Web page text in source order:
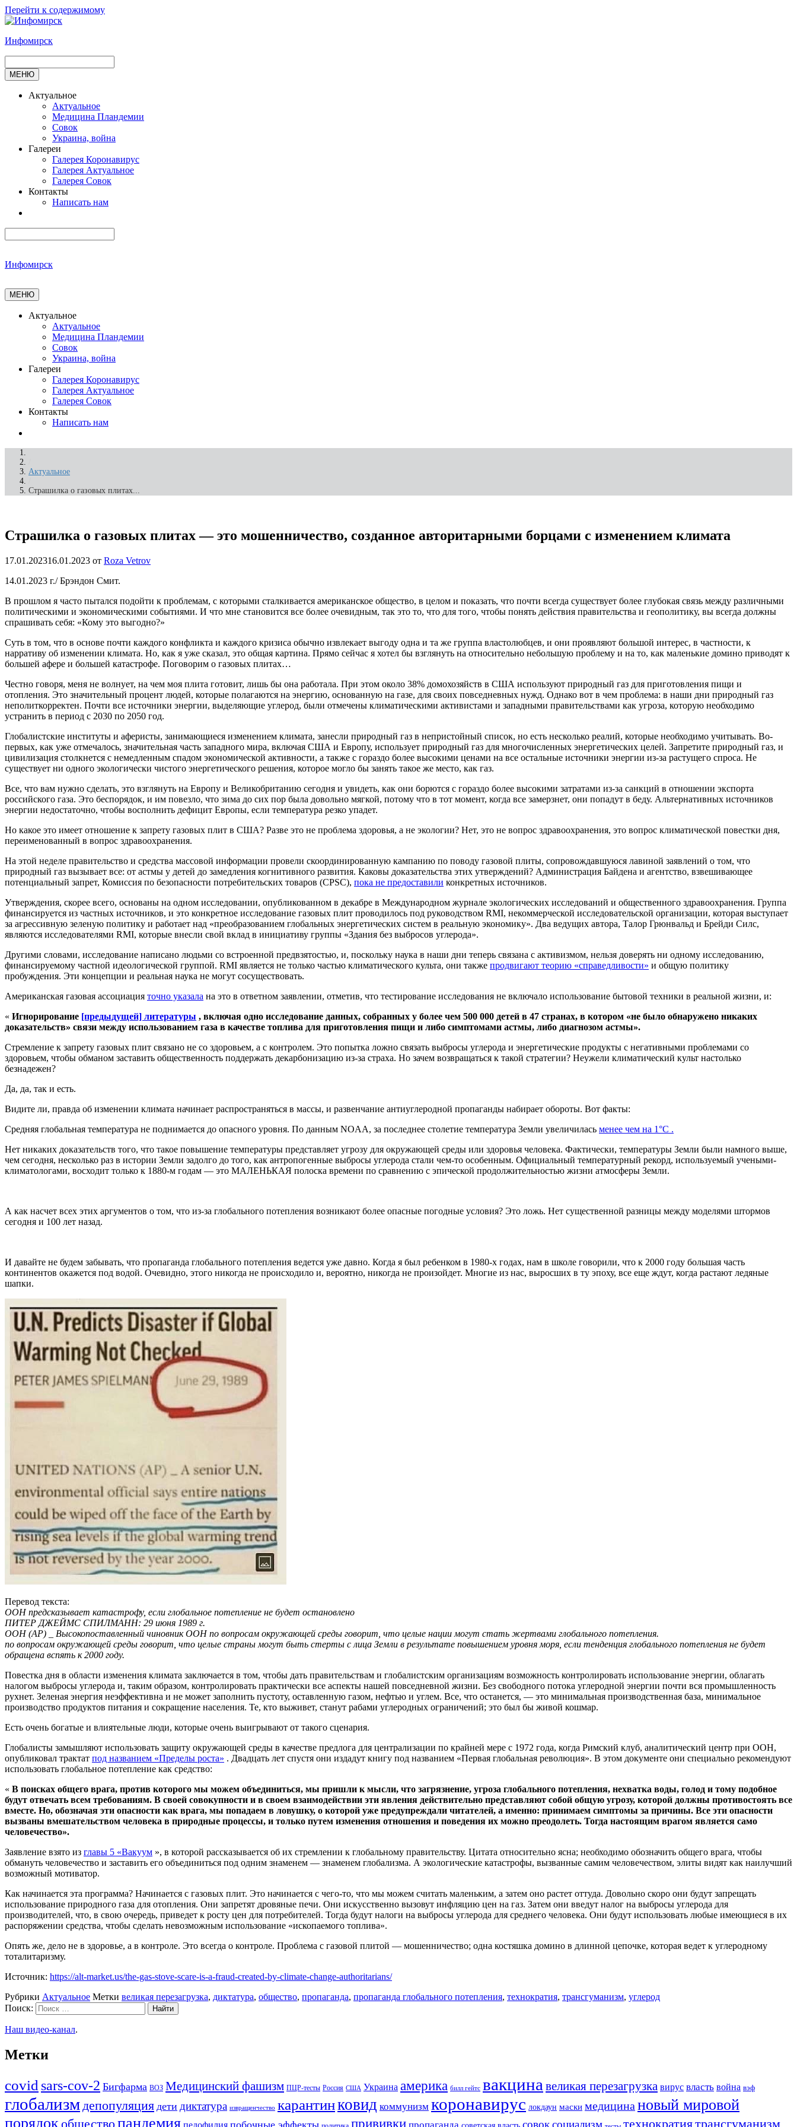
Перейти к содержимому
Инфомирск
МЕНЮ
Актуальное
Актуальное
Медицина Пландемии
Совок
Украина, война
Галереи
Галерея Коронавирус
Галерея Актуальное
Галерея Совок
Контакты
Написать нам
Инфомирск
МЕНЮ
Актуальное
Актуальное
Медицина Пландемии
Совок
Украина, война
Галереи
Галерея Коронавирус
Галерея Актуальное
Галерея Совок
Контакты
Написать нам
Актуальное
Страшилка о газовых плитах...
Страшилка о газовых плитах — это мошенничество, созданное авторитарными борцами с изменением климата
17.01.202316.01.2023 от Roza Vetrov
14.01.2023 г./ Брэндон Смит.
В прошлом я часто пытался подойти к проблемам, с которыми сталкивается американское общество, в целом и показать, что почти всегда существует более глубокая связь между различными
политическими и экономическими событиями. И что мне становится все более очевидным, так это то, что для того, чтобы понять действия правительства и геополитику, вы всегда должны
спрашивать себя: «Кому это выгодно?»
Суть в том, что в основе почти каждого конфликта и каждого кризиса обычно извлекает выгоду одна и та же группа властолюбцев, и они проявляют большой интерес, в частности, к
нарративу об изменении климата. Но, как я уже сказал, это общая картина. Прямо сейчас я хотел бы взглянуть на относительно небольшую проблему и на то, как маленькие домино приводят к
большей афере и большей катастрофе. Поговорим о газовых плитах…
Честно говоря, меня не волнует, на чем моя плита готовит, лишь бы она работала. При этом около 38% домохозяйств в США используют природный газ для приготовления пищи и
отопления. Это значительный процент людей, которые полагаются на энергию, основанную на газе, для своих повседневных нужд. Однако вот в чем проблема: в наши дни природный газ
неполиткорректен. Почти все источники энергии, выделяющие углерод, были отмечены климатическими активистами и западными правительствами как угроза, которую необходимо
устранить в период с 2030 по 2050 год.
Глобалистские институты и аферисты, занимающиеся изменением климата, занесли природный газ в непристойный список, но есть несколько реалий, которые необходимо учитывать. Во-
первых, как уже отмечалось, значительная часть западного мира, включая США и Европу, использует природный газ для многочисленных энергетических целей. Запретите природный газ, и
цивилизация столкнется с немедленным спадом экономической активности, а также с гораздо более высокими ценами на все остальные источники энергии из-за растущего спроса. Не
существует ни одного экологически чистого энергетического решения, которое могло бы занять такое же место, как газ.
Все, что вам нужно сделать, это взглянуть на Европу и Великобританию сегодня и увидеть, как они борются с гораздо более высокими затратами из-за санкций в отношении экспорта
российского газа. Это беспорядок, и им повезло, что зима до сих пор была довольно мягкой, потому что в тот момент, когда все замерзнет, ​​они попадут в беду. Альтернативных источников
энергии недостаточно, чтобы восполнить дефицит Европы, если температура резко упадет.
Но какое это имеет отношение к запрету газовых плит в США? Разве это не проблема здоровья, а не экологии? Нет, это не вопрос здравоохранения, это вопрос климатической повестки дня,
переименованный в вопрос здравоохранения.
На этой неделе правительство и средства массовой информации провели скоординированную кампанию по поводу газовой плиты, сопровождавшуюся лавиной заявлений о том, что
природный газ вызывает все: от астмы у детей до замедления когнитивного развития. Каковы доказательства этих утверждений? Администрация Байдена и агентство, взвешивающее
потенциальный запрет, Комиссия по безопасности потребительских товаров (CPSC), пока не предоставили конкретных источников.
Утверждения, скорее всего, основаны на одном исследовании, опубликованном в декабре в Международном журнале экологических исследований и общественного здравоохранения. Группа
финансируется из частных источников, и это конкретное исследование газовых плит проводилось под руководством RMI, некоммерческой исследовательской организации, которая выступает
за агрессивную зеленую политику и работает над «преобразованием глобальных энергетических систем в реальную экономику». Два ведущих автора, Талор Грюнвальд и Брейди Силс,
являются исследователями RMI, которые внесли свой вклад в инициативу группы «Здания без выбросов углерода».
Другими словами, исследование написано людьми со встроенной предвзятостью, и, поскольку наука в наши дни теперь связана с активизмом, нельзя доверять ни одному исследованию,
финансируемому частной идеологической группой. RMI является не только частью климатического культа, они также продвигают теорию «справедливости» и общую политику
пробуждения. Эти концепции и реальная наука не могут сосуществовать.
Американская газовая ассоциация точно указала на это в ответном заявлении, отметив, что тестирование исследования не включало использование бытовой техники в реальной жизни, и:
« Игнорирование [предыдущей] литературы , включая одно исследование данных, собранных у более чем 500 000 детей в 47 странах, в котором «не было обнаружено никаких
доказательств» связи между использованием газа в качестве топлива для приготовления пищи и либо симптомами астмы, либо диагнозом астмы».
Стремление к запрету газовых плит связано не со здоровьем, а с контролем. Это попытка ложно связать выбросы углерода и энергетические продукты с негативными проблемами со
здоровьем, чтобы обманом заставить общественность поддержать декарбонизацию из-за страха. Но зачем возвращаться к такой стратегии? Неужели климатический культ настолько
безнадежен?
Да, да, так и есть.
Видите ли, правда об изменении климата начинает распространяться в массы, и развенчание антиуглеродной пропаганды набирает обороты. Вот факты:
Средняя глобальная температура не поднимается до опасного уровня. По данным NOAA, за последнее столетие температура Земли увеличилась менее чем на 1°C .
Нет никаких доказательств того, что такое повышение температуры представляет угрозу для окружающей среды или здоровья человека. Фактически, температуры Земли были намного выше,
чем сегодня, несколько раз в истории Земли задолго до того, как антропогенные выбросы углерода стали чем-то особенным. Официальный температурный рекорд, используемый учеными-
климатологами, восходит только к 1880-м годам — это МАЛЕНЬКАЯ полоска времени по сравнению с эпической продолжительностью жизни атмосферы Земли.
А как насчет всех этих аргументов о том, что из-за глобального потепления возникают более опасные погодные условия? Это ложь. Нет существенной разницы между моделями штормов
сегодня и 100 лет назад.
И давайте не будем забывать, что пропаганда глобального потепления ведется уже давно. Когда я был ребенком в 1980-х годах, нам в школе говорили, что к 2000 году большая часть
континентов окажется под водой. Очевидно, этого никогда не происходило и, вероятно, никогда не произойдет. Многие из нас, выросших в ту эпоху, все еще ждут, когда растают ледяные
шапки.
Перевод текста:
ООН предсказывает катастрофу, если глобальное потепление не будет остановлено
ПИТЕР ДЖЕЙМС СПИЛМАНН: 29 июня 1989 г.
ООН (AP) _ Высокопоставленный чиновник ООН по вопросам окружающей среды говорит, что целые нации могут стать жертвами глобального потепления.
по вопросам окружающей среды говорит, что целые страны могут быть стерты с лица Земли в результате повышением уровня моря, если тенденция глобального потепления не будет
обращена вспять к 2000 году.
Повестка дня в области изменения климата заключается в том, чтобы дать правительствам и глобалистским организациям возможность контролировать использование энергии, облагать
налогом выбросы углерода и, таким образом, контролировать практически все аспекты нашей повседневной жизни. Без свободного потока углеродной энергии почти вся промышленность
рухнет. Зеленая энергия неэффективна и не может заполнить пустоту, оставленную газом, нефтью и углем. Все, что останется, — это минимальная производственная база, минимальное
производство продуктов питания и сокращение населения. Те, кто выживет, станут рабами углеродных ограничений; это был бы живой кошмар.
Есть очень богатые и влиятельные люди, которые очень выигрывают от такого сценария.
Глобалисты замышляют использовать защиту окружающей среды в качестве предлога для централизации по крайней мере с 1972 года, когда Римский клуб, аналитический центр при ООН,
опубликовал трактат под названием «Пределы роста» . Двадцать лет спустя они издадут книгу под названием «Первая глобальная революция». В этом документе они специально рекомендуют
использовать глобальное потепление как средство:
« В поисках общего врага, против которого мы можем объединиться, мы пришли к мысли, что загрязнение, угроза глобального потепления, нехватка воды, голод и тому подобное
будут отвечать всем требованиям. В своей совокупности и в своем взаимодействии эти явления действительно представляют собой общую угрозу, которой должны противостоять все
вместе. Но, обозначая эти опасности как врага, мы попадаем в ловушку, о которой уже предупреждали читателей, а именно: принимаем симптомы за причины. Все эти опасности
вызваны вмешательством человека в природные процессы, и только путем изменения отношения и поведения их можно преодолеть. Тогда настоящим врагом является само
человечество».
Заявление взято из главы 5 «Вакуум », в которой рассказывается об их стремлении к глобальному правительству. Цитата относительно ясна; необходимо обозначить общего врага, чтобы
обмануть человечество и заставить его объединиться под одним знаменем — знаменем глобализма. А экологические катастрофы, вызванные самим человечеством, элиты видят как наилучший
возможный мотиватор.
Как начинается эта программа? Начинается с газовых плит. Это начинается с чего-то, что мы можем считать маленьким, а затем оно растет оттуда. Довольно скоро они будут запрещать
использование природного газа для отопления. Они запретят дровяные печи. Они искусственно вызовут инфляцию цен на газ. Затем они введут налог на выбросы углерода для
производителей, что, в свою очередь, приведет к росту цен для потребителей. Тогда будут налоги на выбросы углерода для среднего человека. Они будут использовать любые имеющиеся в их
распоряжении средства, чтобы сделать невозможным использование «ископаемого топлива».
Опять же, дело не в здоровье, а в контроле. Это всегда о контроле. Проблема с газовой плитой — мошенничество; одна костяшка домино в длинной цепочке, которая ведет к углеродному
тоталитаризму.
Источник: https://alt-market.us/the-gas-stove-scare-is-a-fraud-created-by-climate-change-authoritarians/
Рубрики Актуальное Метки великая перезагрузка, диктатура, общество, пропаганда, пропаганда глобального потепления, технократия, трансгуманизм, углерод
Поиск:
Наш видео-канал.
Метки
covid sars-cov-2 Бигфарма ВОЗ Медицинский фашизм ПЦР-тесты Россия США Украина америка билл гейтс вакцина великая перезагрузка вирус власть война вэф
глобализм депопуляция дети диктатура извращенчество карантинковид коммунизм коронавирус локдаун маски медицина новый мировой
порядок обществопандемия педофилия побочные эффекты прививки пропаганда совоксоциализм технократиятрансгуманизм